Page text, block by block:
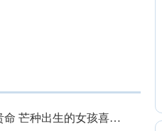
为什么说芒种出生的女孩是富贵命 芒种出生的女孩喜什么五行